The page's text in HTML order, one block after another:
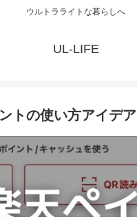
ウルトラライトな暮らしへ
UL-LIFE
トの使い方アイデア